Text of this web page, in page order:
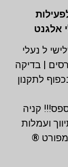
אלגנט
ל נעלי
המדרסים | בדיקה
לתקנון
קניה
ועמלות
®